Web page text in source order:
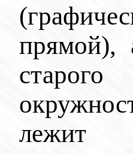
прямой),